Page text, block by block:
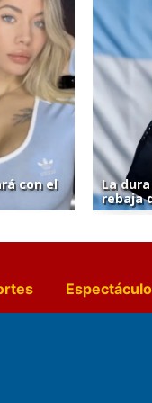
con el
La
rebaja